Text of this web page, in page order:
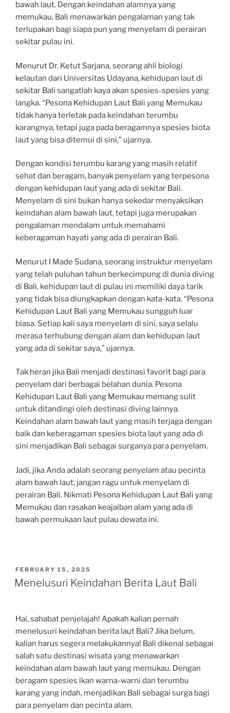
bawah laut. Dengan keindahan alamnya yang
memukau, Bali menawarkan pengalaman yang tak
terlupakan bagi siapa pun yang menyelam di perairan
sekitar pulau ini.
Menurut Dr. Ketut Sarjana, seorang ahli biologi
kelautan dari Universitas Udayana, kehidupan laut di
sekitar Bali sangatlah kaya akan spesies-spesies yang
langka. “Pesona Kehidupan Laut Bali yang Memukau
tidak hanya terletak pada keindahan terumbu
karangnya, tetapi juga pada beragamnya spesies biota
laut yang bisa ditemui di sini,” ujarnya.
Dengan kondisi terumbu karang yang masih relatif
sehat dan beragam, banyak penyelam yang terpesona
dengan kehidupan laut yang ada di sekitar Bali.
Menyelam di sini bukan hanya sekedar menyaksikan
keindahan alam bawah laut, tetapi juga merupakan
pengalaman mendalam untuk memahami
keberagaman hayati yang ada di perairan Bali.
Menurut I Made Sudana, seorang instruktur menyelam
yang telah puluhan tahun berkecimpung di dunia diving
di Bali, kehidupan laut di pulau ini memiliki daya tarik
yang tidak bisa diungkapkan dengan kata-kata. “Pesona
Kehidupan Laut Bali yang Memukau sungguh luar
biasa. Setiap kali saya menyelam di sini, saya selalu
merasa terhubung dengan alam dan kehidupan laut
yang ada di sekitar saya,” ujarnya.
Tak heran jika Bali menjadi destinasi favorit bagi para
penyelam dari berbagai belahan dunia. Pesona
Kehidupan Laut Bali yang Memukau memang sulit
untuk ditandingi oleh destinasi diving lainnya.
Keindahan alam bawah laut yang masih terjaga dengan
baik dan keberagaman spesies biota laut yang ada di
sini menjadikan Bali sebagai surganya para penyelam.
Jadi, jika Anda adalah seorang penyelam atau pecinta
alam bawah laut, jangan ragu untuk menyelam di
perairan Bali. Nikmati Pesona Kehidupan Laut Bali yang
Memukau dan rasakan keajaiban alam yang ada di
bawah permukaan laut pulau dewata ini.
POSTED
ON
FEBRUARY 15, 2025
Menelusuri Keindahan Berita Laut Bali
Hai, sahabat penjelajah! Apakah kalian pernah
menelusuri keindahan berita laut Bali? Jika belum,
kalian harus segera melakukannya! Bali dikenal sebagai
salah satu destinasi wisata yang menawarkan
keindahan alam bawah laut yang memukau. Dengan
beragam spesies ikan warna-warni dan terumbu
karang yang indah, menjadikan Bali sebagai surga bagi
para penyelam dan pecinta alam.